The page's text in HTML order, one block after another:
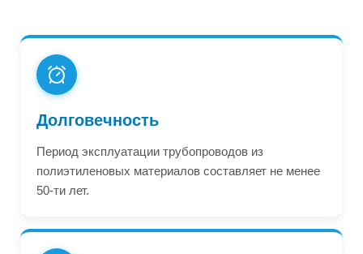
Долговечность
Период эксплуатации трубопроводов из
полиэтиленовых материалов составляет не менее
50-ти лет.